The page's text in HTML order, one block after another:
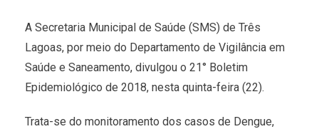
A Secretaria Municipal de Saúde (SMS) de Três
Lagoas, por meio do Departamento de Vigilância em
Saúde e Saneamento, divulgou o 21° Boletim
Epidemiológico de 2018, nesta quinta-feira (22).
Trata-se do monitoramento dos casos de Dengue,